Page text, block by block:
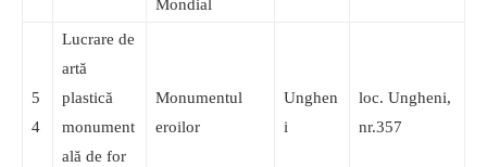
Mondial
5
4
Lucrare de
artă
plastică
monument
ală de for
Monumentul
eroilor
Unghen
i
loc. Ungheni,
nr.357